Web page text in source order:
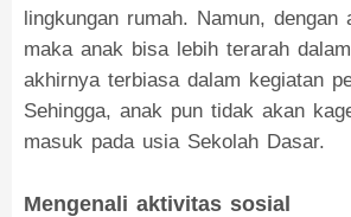
lingkungan rumah. Namun, dengan
maka anak bisa lebih terarah
akhirnya terbiasa dalam kegiatan
Sehingga, anak pun tidak akan
masuk pada usia Sekolah Dasar.
Mengenali aktivitas sosial